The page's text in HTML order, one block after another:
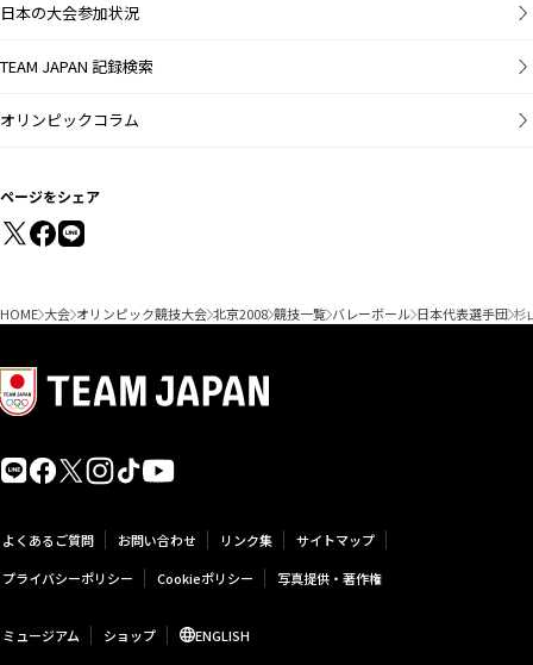
日本の大会参加状況
TEAM JAPAN 記録検索
オリンピックコラム
ページをシェア
HOME 大会 オリンピック競技大会 北京2008 競技一覧 バレーボール 日本代表選手団 杉
よくあるご質問 お問い合わせ リンク集
サイトマップ
プライバシーポリシー
Cookieポリシー 写真提供・著作権
ミュージアム ショップ ENGLISH